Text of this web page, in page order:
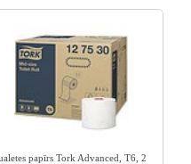
papīrs Tork Advanced, T6, 2